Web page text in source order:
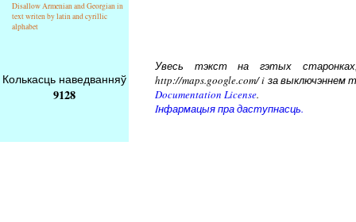
Disallow Armenian and Georgian in
text writen by latin and cyrillic
alphabet
Колькасць наведванняў
9128
Увесь тэкст на гэтых
http://maps.google.com/ i за
Documentation License.
Iнфармацыя пра даступнасць.